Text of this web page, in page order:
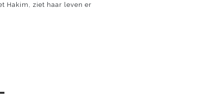
Hakim, ziet haar leven er